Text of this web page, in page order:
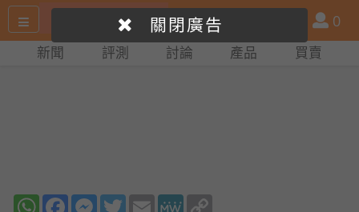
尋
產
品
比
會
員
0
新聞 評測 討論 產品 買賣
WhatsAppFacebookMessenger
TwitterEmail MeWe
關閉廣告